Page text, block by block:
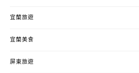
宜蘭旅遊
宜蘭美食
屏東旅遊